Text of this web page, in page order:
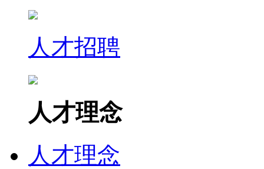
人才招聘
人才理念
人才理念